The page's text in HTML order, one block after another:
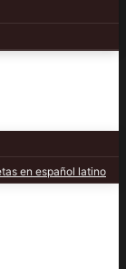
en español latino